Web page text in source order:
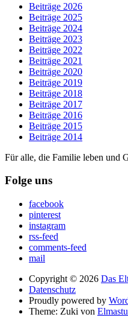
Beiträge 2026
Beiträge 2025
Beiträge 2024
Beiträge 2023
Beiträge 2022
Beiträge 2021
Beiträge 2020
Beiträge 2019
Beiträge 2018
Beiträge 2017
Beiträge 2016
Beiträge 2015
Beiträge 2014
Für alle, die Familie leben und
Folge uns
facebook
pinterest
instagram
rss-feed
comments-feed
mail
Copyright © 2026 Das
Datenschutz
Proudly powered by
Theme: Zuki von